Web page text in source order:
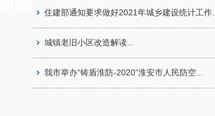
住建部通知要求做好2021年城乡建设统计工作...
城镇老旧小区改造解读...
我市举办“铸盾淮防-2020”淮安市人民防空...